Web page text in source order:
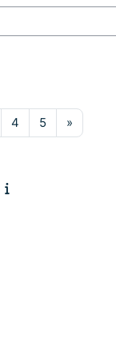
3
4 Página 4
5 Página 5
»